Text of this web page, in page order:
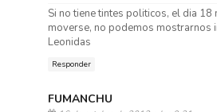
Si no tiene tintes politicos, el dia
moverse, no podemos mostrarnos
Leonidas
Responder
FUMANCHU